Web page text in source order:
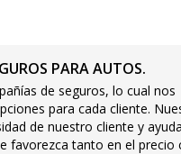
PARA AUTOS.
de seguros, lo cual nos
para cada cliente.
de nuestro cliente y
favorezca tanto en el precio